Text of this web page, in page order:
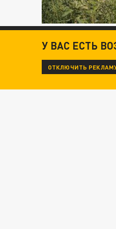
У ВАС ЕСТЬ
ОТКЛЮЧИТЬ